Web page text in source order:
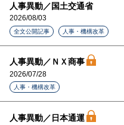
人事異動／国土交通省
2026/08/03
全文公開記事 人事・機構改革
人事異動／ＮＸ商事
2026/07/28
人事・機構改革
人事異動／日本通運